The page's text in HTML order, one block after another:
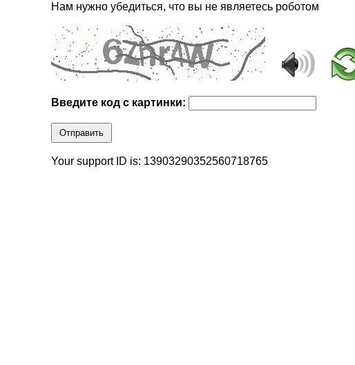
Нам нужно убедиться, что вы не являетесь роботом
Введите код с картинки:
Отправить
Your support ID is: 13903290352560718765